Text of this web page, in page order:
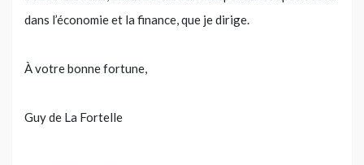
dans l’économie et la finance, que je dirige.
À votre bonne fortune,
Guy de La Fortelle